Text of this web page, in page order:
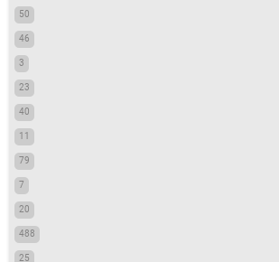
50
46
3
23
40
11
79
7
20
488
25